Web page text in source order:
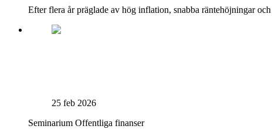
Efter flera år präglade av hög inflation, snabba räntehöjningar
25 feb 2026
Seminarium Offentliga finanser